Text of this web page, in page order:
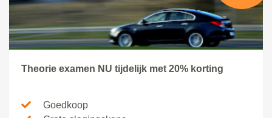
Theorie examen NU tijdelijk met 20% korting
Goedkoop